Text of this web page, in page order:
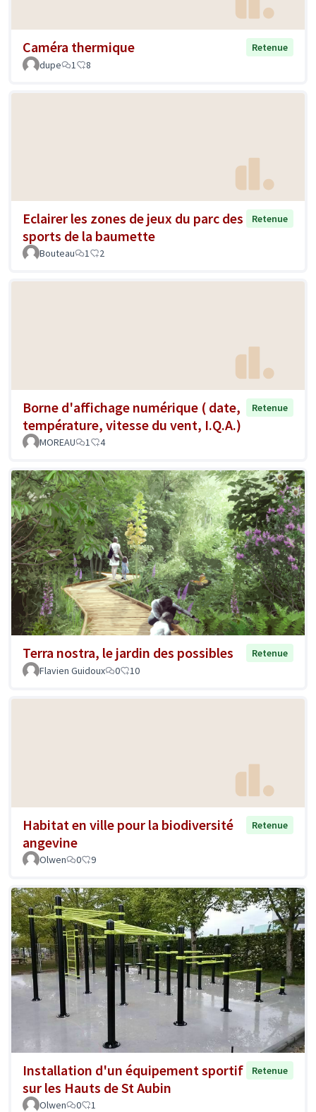
Caméra thermique
Retenue
dupe
1 8
Eclairer les zones de jeux du parc des
sports de la baumette
Retenue
Bouteau 1 2
Borne d'affichage numérique ( date,
température, vitesse du vent, I.Q.A.)
Retenue
MOREAU 1 4
Terra nostra, le jardin des possibles
Retenue
Flavien Guidoux
0 10
Habitat en ville pour la biodiversité
angevine
Retenue
Olwen 0 9
Installation d'un équipement sportif
sur les Hauts de St Aubin
Retenue
Olwen 0 1